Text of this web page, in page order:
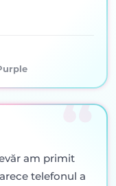
am primit
telefonul a